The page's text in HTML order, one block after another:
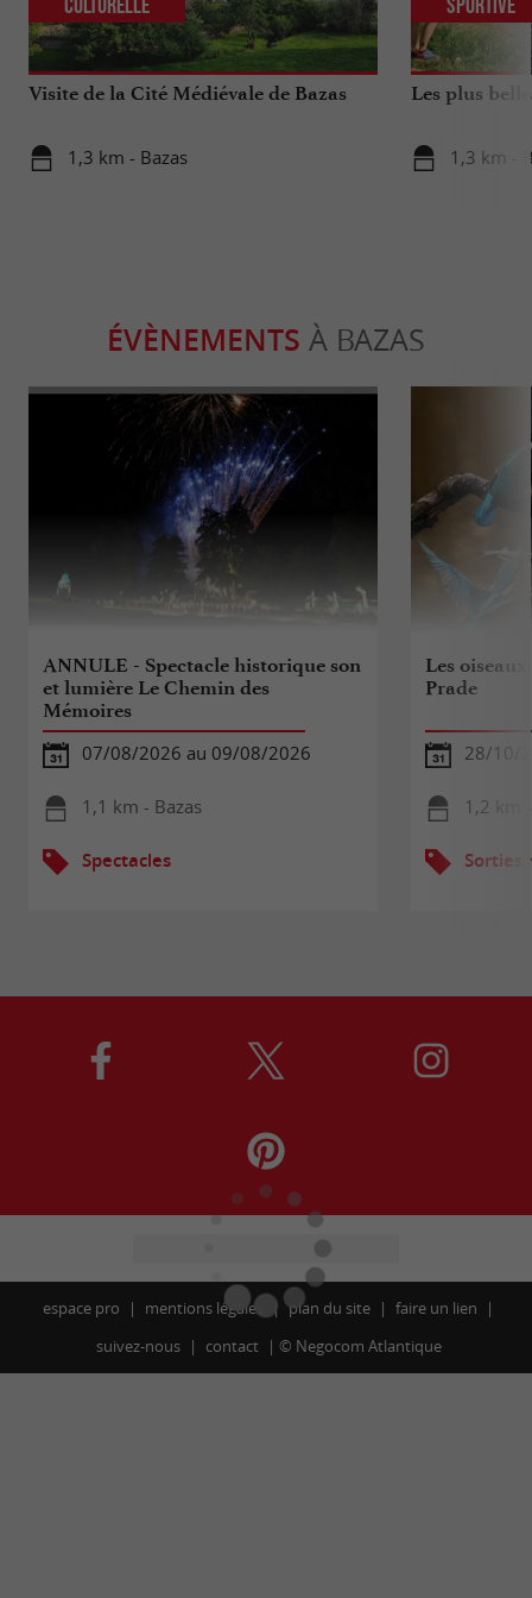
Visite de la Cité Médiévale de Bazas
1,3 km - Bazas
Culturelle
Les plus
1,3 km -
Sportive
ÉVÈNEMENTS À BAZAS
ANNULE - Spectacle historique son
et lumière Le Chemin des
Mémoires
07/08/2026 au 09/08/2026
1,1 km - Bazas
Spectacles
Les
Prade
28/10/
1,2 km
Sorties
espace pro mentions légales plan du site
faire un lien
suivez-nous
contact © Negocom Atlantique